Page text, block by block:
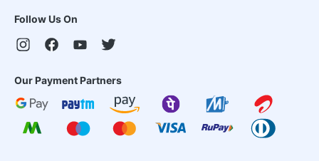
Follow Us On
Our Payment Partners